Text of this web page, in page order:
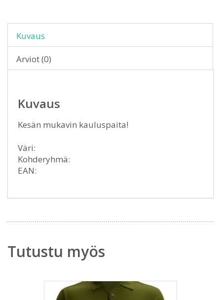
Kuvaus
Arviot (0)
Kuvaus
Kesän mukavin kauluspaita!
Väri:
Kohderyhmä:
EAN:
Tutustu myös